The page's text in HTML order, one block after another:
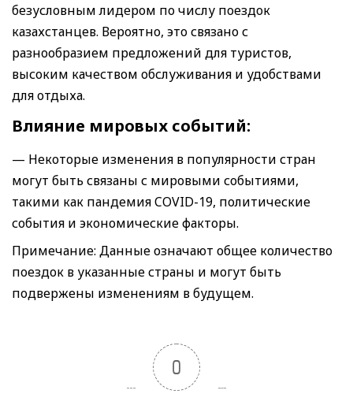
безусловным лидером по числу поездок
казахстанцев. Вероятно, это связано с
разнообразием предложений для туристов,
высоким качеством обслуживания и удобствами
для отдыха.
Влияние мировых событий:
— Некоторые изменения в популярности стран
могут быть связаны с мировыми событиями,
такими как пандемия COVID-19, политические
события и экономические факторы.
Примечание: Данные означают общее количество
поездок в указанные страны и могут быть
подвержены изменениям в будущем.
0